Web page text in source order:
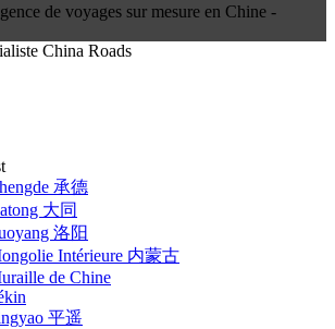
de voyages sur mesure en Chine -
China Roads
承德
大同
洛阳
Intérieure 内蒙古
de Chine
平遥